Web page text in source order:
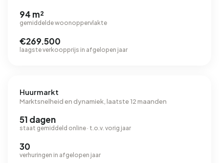
94 m²
gemiddelde woonoppervlakte
€269.500
laagste verkoopprijs in afgelopen jaar
Huurmarkt
Marktsnelheid en dynamiek, laatste 12 maanden
51 dagen
staat gemiddeld online · t.o.v. vorig jaar
30
verhuringen in afgelopen jaar